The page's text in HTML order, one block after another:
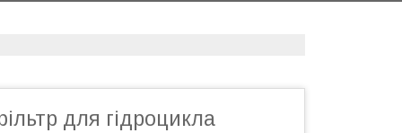
для гідроцикла